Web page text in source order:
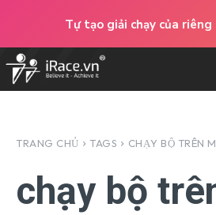
Tự tạo giải chạy của riêng
TRANG CHỦ TAGS CHẠY BỘ TRÊN
chạy bộ